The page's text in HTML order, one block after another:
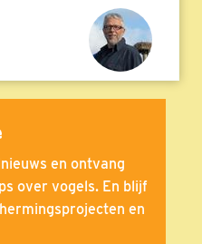
en ontvang
over vogels. En blijf
en